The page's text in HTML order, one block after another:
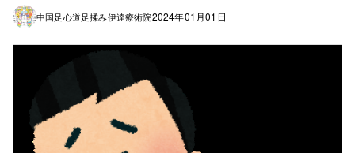
中国足心道足揉み伊達療術院2024年01月01日